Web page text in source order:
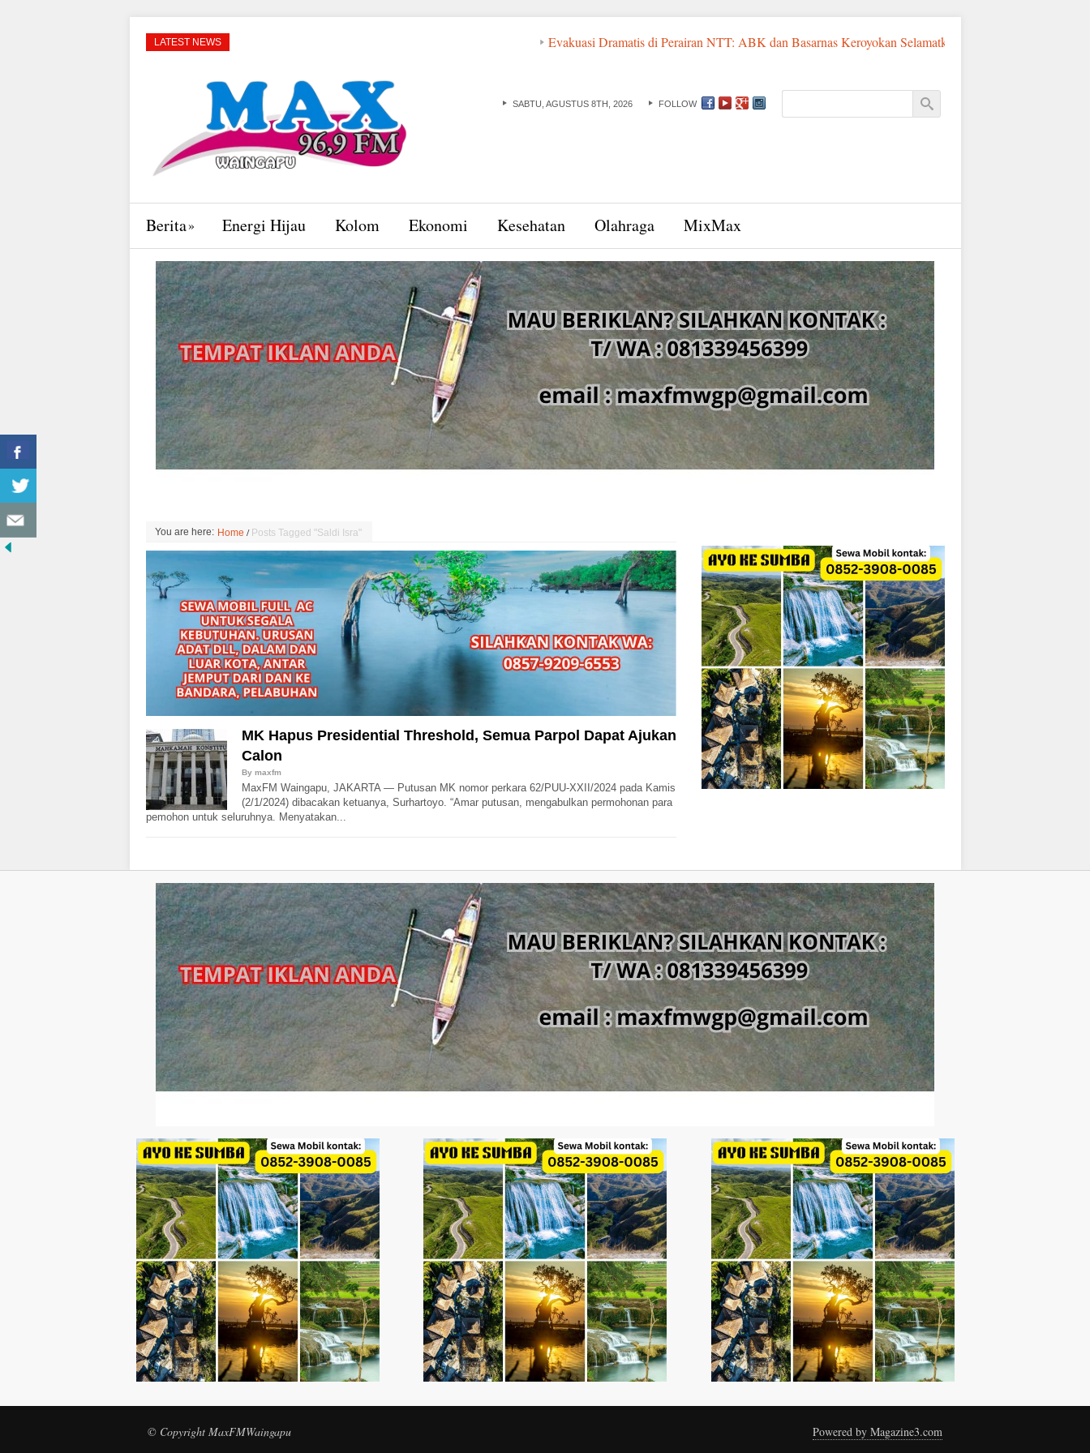
LATEST NEWS Evakuasi Dramatis di Perairan NTT: ABK dan Basarnas Keroyokan Selamatkan Pemancing Asal Fatululi
SABTU, AGUSTUS 8TH, 2026 FOLLOW
Berita Energi Hijau Kolom Ekonomi Kesehatan Olahraga MixMax
You are here: Home / Posts Tagged "Saldi Isra"
MK Hapus Presidential Threshold, Semua Parpol Dapat Ajukan
Calon
By maxfm
MaxFM Waingapu, JAKARTA — Putusan MK nomor perkara 62/PUU-XXII/2024 pada Kamis
(2/1/2024) dibacakan ketuanya, Surhartoyo. “Amar putusan, mengabulkan permohonan para
pemohon untuk seluruhnya. Menyatakan...
© Copyright MaxFMWaingapu Powered by Magazine3.com